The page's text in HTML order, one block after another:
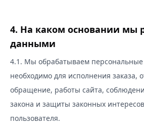
4. На каком основании мы
данными
4.1. Мы обрабатываем персональные
необходимо для исполнения заказа,
обращение, работы сайта,
закона и защиты законных
пользователя.